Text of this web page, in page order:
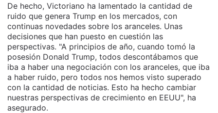
De hecho, Victoriano ha lamentado la cantidad de
ruido que genera Trump en los mercados, con
continuas novedades sobre los aranceles. Unas
decisiones que han puesto en cuestión las
perspectivas. "A principios de año, cuando tomó la
posesión Donald Trump, todos descontábamos que
iba a haber una negociación con los aranceles, que iba
a haber ruido, pero todos nos hemos visto superado
con la cantidad de noticias. Esto ha hecho cambiar
nuestras perspectivas de crecimiento en EEUU", ha
asegurado.